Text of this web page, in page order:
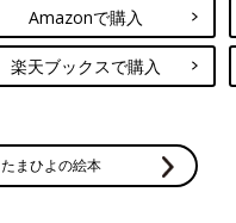
Amazonで購入
楽天ブックスで購入
たまひよの絵本